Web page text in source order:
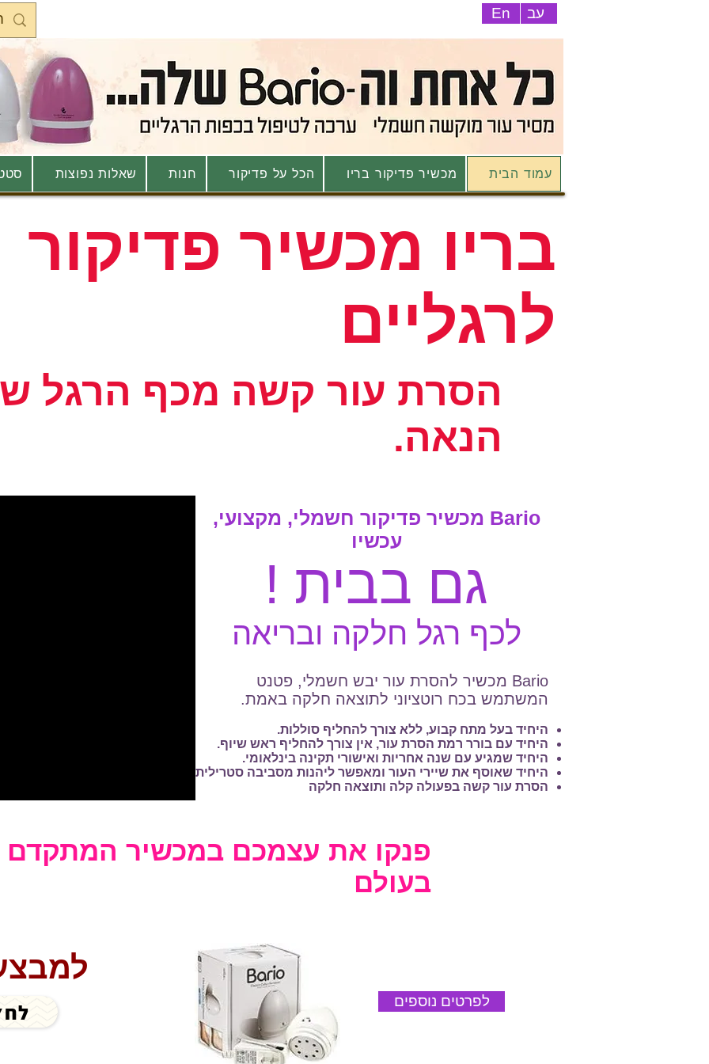
עב En
שאלות נפוצות חנות הכל על פדיקור מכשיר פדיקור בריו עמוד הבית
בריו מכשיר פדיקור
לרגליים
הסרת עור קשה מכף הרגל
הנאה.
Bario מכשיר פדיקור חשמלי, מקצועי,
עכשיו
גם בבית !
לכף רגל חלקה ובריאה
Bario מכשיר להסרת עור יבש חשמלי, פטנט
המשתמש בכח רוטציוני לתוצאה חלקה באמת.
היחיד בעל מתח קבוע, ללא צורך להחליף סוללות.
היחיד עם בורר רמת הסרת עור, אין צורך להחליף ראש שיוף.
היחיד שמגיע עם שנה אחריות ואישורי תקינה בינלאומי.
היחיד שאוסף את שיירי העור ומאפשר ליהנות מסביבה סטרילית
הסרת עור קשה בפעולה קלה ותוצאה חלקה
פנקו את עצמכם במכשיר המתקדם
בעולם
לפרטים נוספים